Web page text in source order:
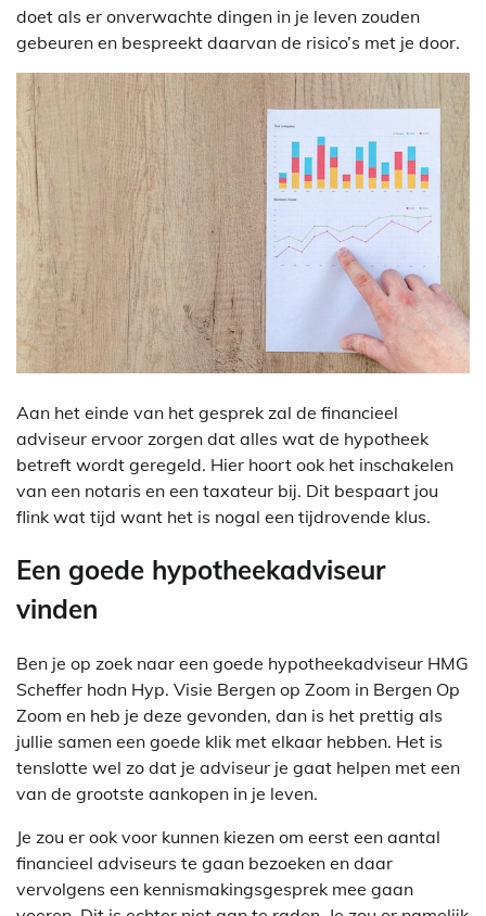
doet als er onverwachte dingen in je leven zouden
gebeuren en bespreekt daarvan de risico’s met je door.
Aan het einde van het gesprek zal de financieel
adviseur ervoor zorgen dat alles wat de hypotheek
betreft wordt geregeld. Hier hoort ook het inschakelen
van een notaris en een taxateur bij. Dit bespaart jou
flink wat tijd want het is nogal een tijdrovende klus.
Een goede hypotheekadviseur
vinden
Ben je op zoek naar een goede hypotheekadviseur HMG
Scheffer hodn Hyp. Visie Bergen op Zoom in Bergen Op
Zoom en heb je deze gevonden, dan is het prettig als
jullie samen een goede klik met elkaar hebben. Het is
tenslotte wel zo dat je adviseur je gaat helpen met een
van de grootste aankopen in je leven.
Je zou er ook voor kunnen kiezen om eerst een aantal
financieel adviseurs te gaan bezoeken en daar
vervolgens een kennismakingsgesprek mee gaan